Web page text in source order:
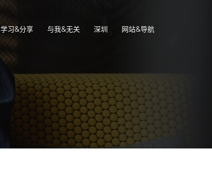
学习&分享 与我&无关 深圳 网站&导航